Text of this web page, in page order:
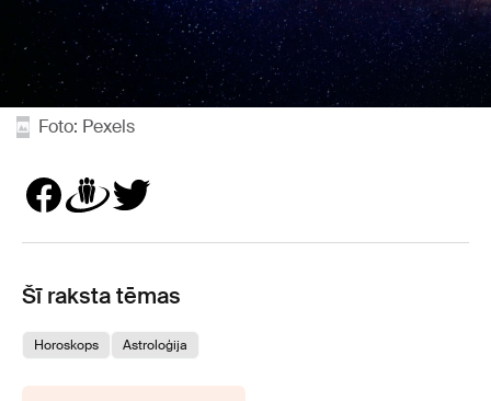
Foto: Pexels
Šī raksta tēmas
Horoskops Astroloģija